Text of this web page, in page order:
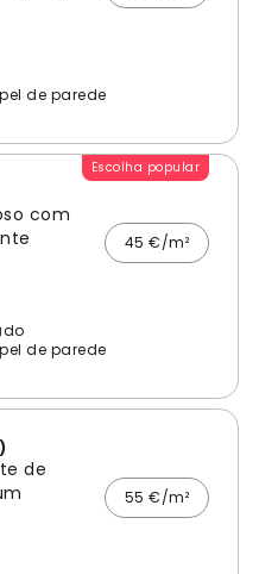
de parede
Escolha popular
com
45 €/m²
de parede
de
55 €/m²